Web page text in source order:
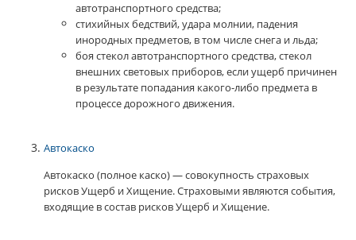
автотранспортного средства;
стихийных бедствий, удара молнии, падения
инородных предметов, в том числе снега и льда;
боя стекол автотранспортного средства, стекол
внешних световых приборов, если ущерб причинен
в результате попадания какого-либо предмета в
процессе дорожного движения.
Автокаско
Автокаско (полное каско) — совокупность страховых
рисков Ущерб и Хищение. Страховыми являются события,
входящие в состав рисков Ущерб и Хищение.